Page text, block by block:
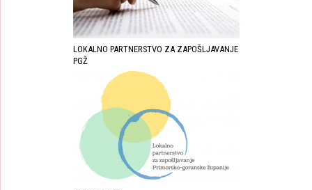
LOKALNO PARTNERSTVO ZA ZAPOŠLJAVANJE
PGŽ